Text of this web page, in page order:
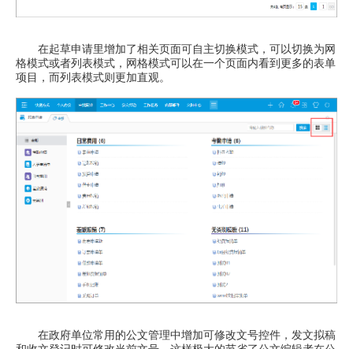
在起草申请里增加了相关页面可自主切换模式，可以切换为网
格模式或者列表模式，网格模式可以在一个页面内看到更多的表单
项目，而列表模式则更加直观。
在政府单位常用的公文管理中增加可修改文号控件，发文拟稿